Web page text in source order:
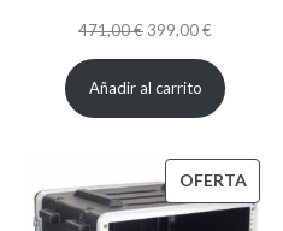
471,00€ El
precio
original
471,00 €.
399,00€
precio
actual
399,00 €.
Añadir al carrito
OFERTA
EN